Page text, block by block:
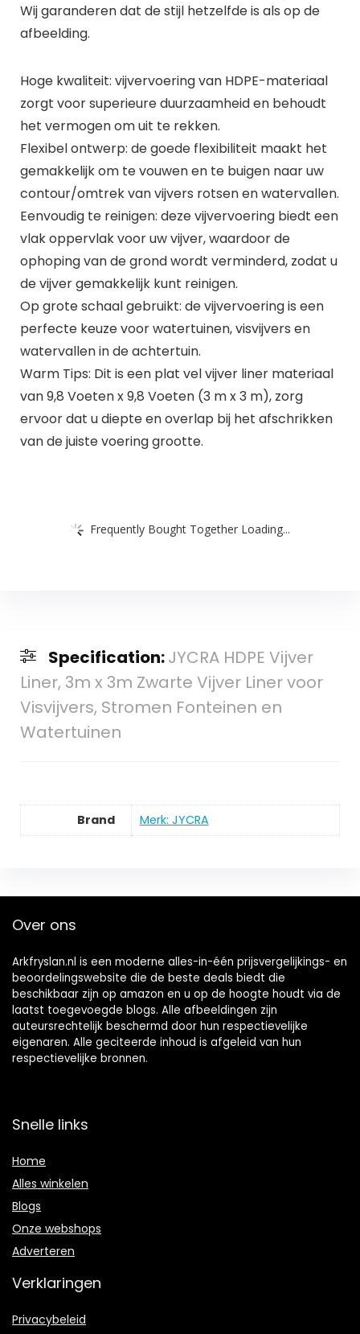
Wij garanderen dat de stijl hetzelfde is als op de
afbeelding.
Hoge kwaliteit: vijvervoering van HDPE-materiaal
zorgt voor superieure duurzaamheid en behoudt
het vermogen om uit te rekken.
Flexibel ontwerp: de goede flexibiliteit maakt het
gemakkelijk om te vouwen en te buigen naar uw
contour/omtrek van vijvers rotsen en watervallen.
Eenvoudig te reinigen: deze vijvervoering biedt een
vlak oppervlak voor uw vijver, waardoor de
ophoping van de grond wordt verminderd, zodat u
de vijver gemakkelijk kunt reinigen.
Op grote schaal gebruikt: de vijvervoering is een
perfecte keuze voor watertuinen, visvijvers en
watervallen in de achtertuin.
Warm Tips: Dit is een plat vel vijver liner materiaal
van 9,8 Voeten x 9,8 Voeten (3 m x 3 m), zorg
ervoor dat u diepte en overlap bij het afschrikken
van de juiste voering grootte.
Frequently Bought Together Loading...
Specification:JYCRA HDPE Vijver
Liner, 3m x 3m Zwarte Vijver Liner voor
Visvijvers, Stromen Fonteinen en
Watertuinen
Brand Merk: JYCRA
Over ons
Arkfryslan.nl is een moderne alles-in-één prijsvergelijkings- en
beoordelingswebsite die de beste deals biedt die
beschikbaar zijn op amazon en u op de hoogte houdt via de
laatst toegevoegde blogs. Alle afbeeldingen zijn
auteursrechtelijk beschermd door hun respectievelijke
eigenaren. Alle geciteerde inhoud is afgeleid van hun
respectievelijke bronnen.
Snelle links
Home
Alles winkelen
Blogs
Onze webshops
Adverteren
Verklaringen
Privacybeleid